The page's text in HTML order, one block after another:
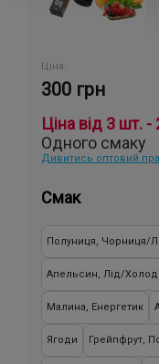
Ціна:
300 грн
Ціна від 3 шт. -
Одного смаку
Дивитись оптовий
Смак
Полуниця, Чорниця/
Апельсин, Лід/
Малина, Енергетик
Ягоди Грейпфрут,